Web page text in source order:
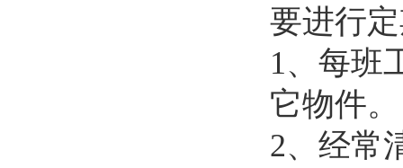
要进行
1、每班
它物件。
2、经常